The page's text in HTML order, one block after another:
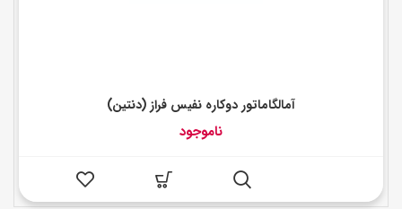
آمالگاماتور دوکاره نفیس فراز (دنتین)
ناموجود